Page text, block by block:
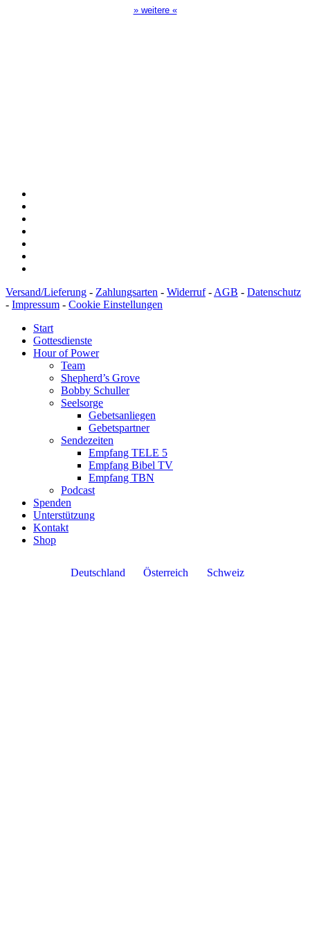
» weitere «
Versand/Lieferung - Zahlungsarten - Widerruf- AGB - Datenschutz
- Impressum - Cookie Einstellungen
Start
Gottesdienste
Hour of Power
Team
Shepherd’s Grove
Bobby Schuller
Seelsorge
Gebetsanliegen
Gebetspartner
Sendezeiten
Empfang TELE 5
Empfang Bibel TV
Empfang TBN
Podcast
Spenden
Unterstützung
Kontakt
Shop
Deutschland Österreich Schweiz